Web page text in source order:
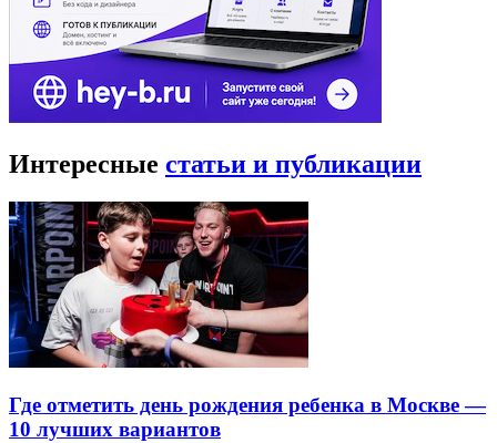
Интересные статьи и публикации
Где отметить день рождения ребенка в Москве —
10 лучших вариантов